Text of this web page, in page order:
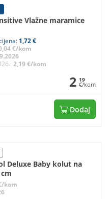
Vlažne maramice
1,72 €
€/kom
2,19 €/kom
2 19
€/kom
Dodaj
Deluxe Baby kolut na
kom